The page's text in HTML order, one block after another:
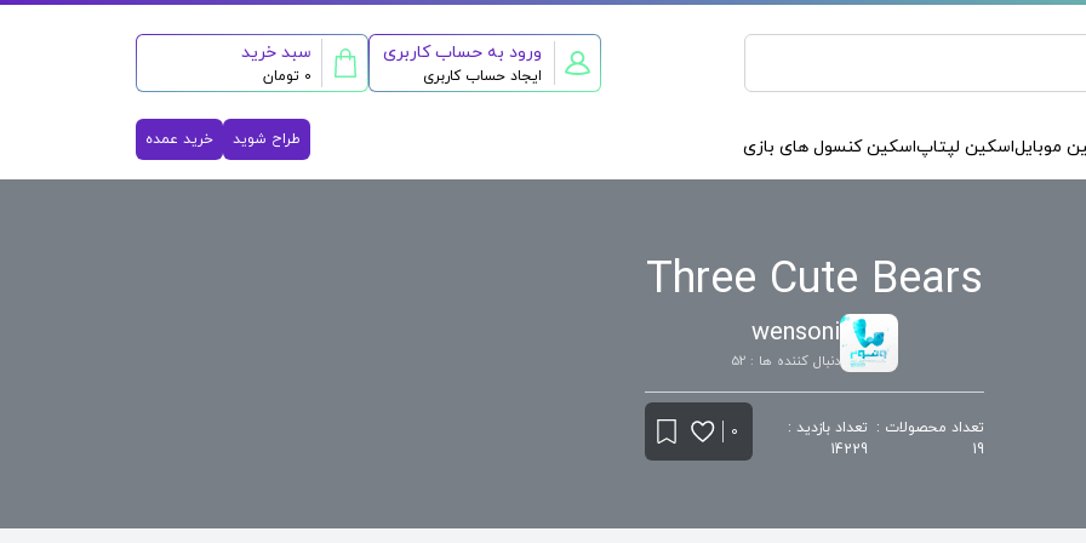
ورود به حساب کاربری
ایجاد حساب کاربری
سبد خرید
0 تومان
موبایلاسکین لپتاپاسکین کنسول های بازی طراح شوید خرید عمده
Three Cute Bears
wensoni
دنبال کننده ها : 52
تعداد محصولات :
19
تعداد بازدید :
14229
0